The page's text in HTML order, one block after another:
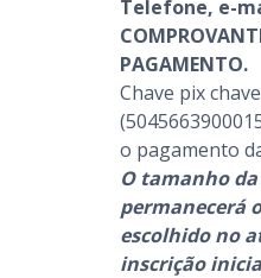
Telefone, e-
PAGAMENTO.
Chave pix chave
o pagamento
O tamanho
permanecerá
escolhido no
inscrição